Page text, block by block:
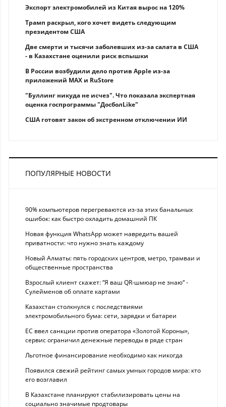
Экспорт электромобилей из Китая вырос на 120%
Трамп раскрыл, кого хочет видеть следующим
президентом США
Две смерти и тысячи заболевших из-за салата в США
- в Казахстане оценили риск вспышки
В России возбудили дело против Apple из-за
приложений MAX и RuStore
"Буллинг никуда не исчез". Что показала экспертная
оценка госпрограммы "ДосболLike"
США готовят закон об экстренном отключении ИИ
ПОПУЛЯРНЫЕ НОВОСТИ
90% компьютеров перегреваются из-за этих банальных
ошибок: как быстро охладить домашний ПК
Новая функция WhatsApp может навредить вашей
приватности: что нужно знать каждому
Новый Алматы: пять городских центров, метро, трамваи и
общественные пространства
Взрослый клиент скажет: “Я ваш QR-шмюар не знаю“ -
Сулейменов об оплате картами
Казахстан столкнулся с последствиями
электромобильного бума: сети, зарядки и батареи
ЕС ввел санкции против оператора «Золотой Короны»,
сервис ограничил денежные переводы в ряде стран
Льготное финансирование необходимо как никогда
Появился свежий рейтинг самых умных городов мира: кто
его возглавил
В Казахстане планируют стабилизировать цены на
социально значимые продтовары